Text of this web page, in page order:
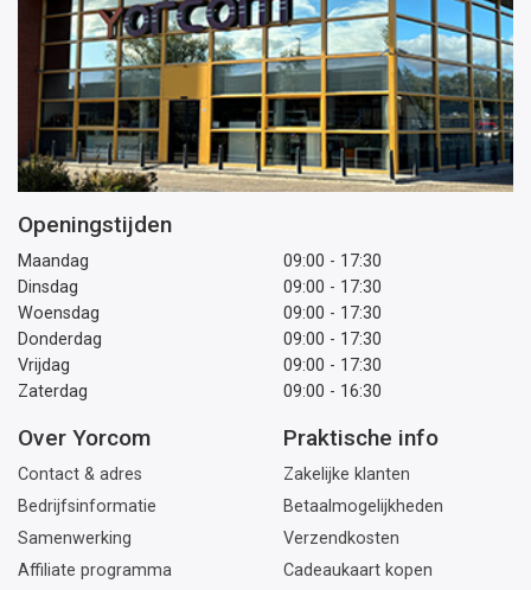
Openingstijden
Maandag
09:00 - 17:30
Dinsdag
09:00 - 17:30
Woensdag
09:00 - 17:30
Donderdag
09:00 - 17:30
Vrijdag
09:00 - 17:30
Zaterdag
09:00 - 16:30
Over Yorcom
Contact & adres
Bedrijfsinformatie
Samenwerking
Affiliate programma
Praktische info
Zakelijke klanten
Betaalmogelijkheden
Verzendkosten
Cadeaukaart kopen